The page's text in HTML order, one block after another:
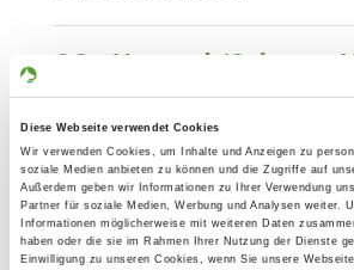
Diese Webseite verwendet Cookies
Wir verwenden Cookies, um Inhalte und Anzeigen zu
soziale Medien anbieten zu können und die Zugriffe auf
Außerdem geben wir Informationen zu Ihrer Verwendung
Partner für soziale Medien, Werbung und Analysen weiter.
Informationen möglicherweise mit weiteren Daten
haben oder die sie im Rahmen Ihrer Nutzung der Dienste
Einwilligung zu unseren Cookies, wenn Sie unsere
OG - Neustadt/Coburg
Meilschnitzerstr. 48
96465 Neustadt/Cbg
OG - Rodach b. Coburg
Wiesenweg
96476 Bad Rodach